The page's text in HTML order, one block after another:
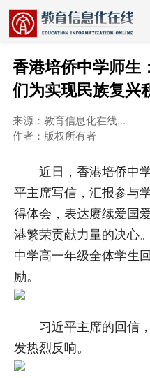
香港培侨中学师生
们为实现民族复兴
来源：教育信息化在线...
作者：版权所有者
近日，香港培侨中学
平主席写信，汇报参与
得体会，表达赓续爱国
港繁荣贡献力量的决心
中学高一年级全体学生
励。
习近平主席的回信，
发热烈反响。